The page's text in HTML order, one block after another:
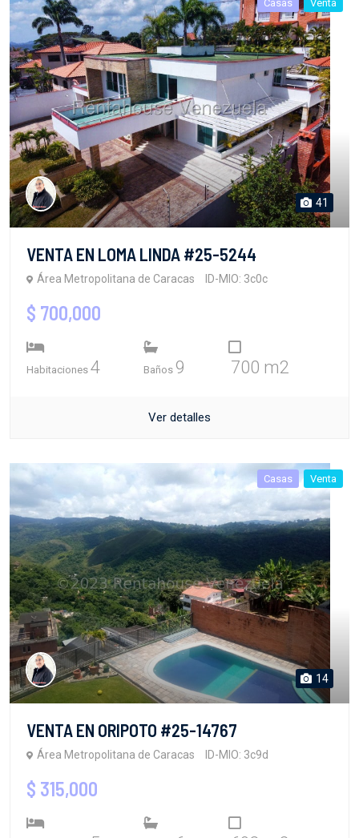
Casas Venta
41
VENTA EN LOMA LINDA #25-5244
Área Metropolitana de Caracas ID-MIO: 3c0c
$ 700,000
Habitaciones 4 Baños 9 700 m2
Ver detalles
Casas Venta
14
VENTA EN ORIPOTO #25-14767
Área Metropolitana de Caracas ID-MIO: 3c9d
$ 315,000